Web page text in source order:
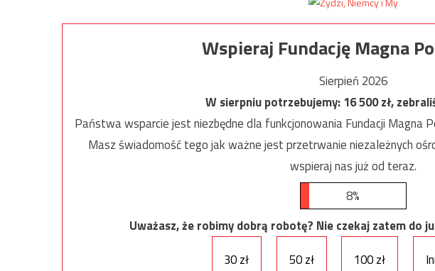
Wspieraj Fundację Magna
Sierpień 2026
W sierpniu potrzebujemy:16 500zł,
Państwa wsparcie jest niezbędne dla funkcjonowania Fundacji Magna
Masz świadomość tego jak ważne jest przetrwanie niezależnych
wspieraj nas już od teraz.
8%
Uważasz, że robimy dobrą robotę? Nie czekaj zatem do
30 zł
50 zł 100 zł